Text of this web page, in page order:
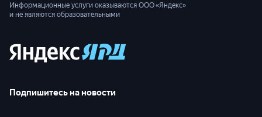
Информационные услуги оказываются ООО «Яндекс»
и не являются образовательными
Подпишитесь на новости